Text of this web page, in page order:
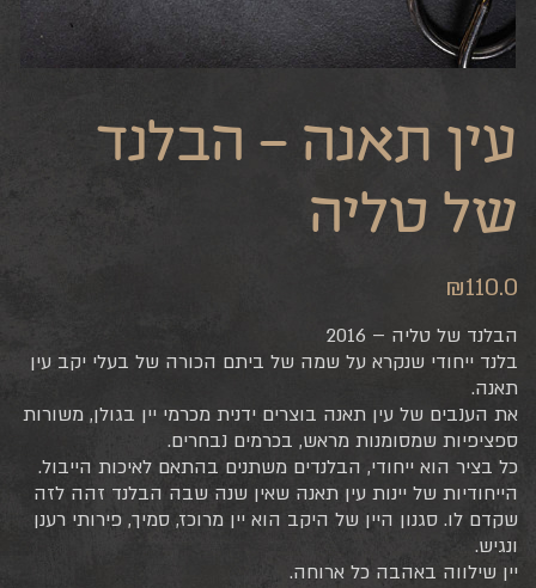
עין תאנה – הבלנד
של טליה
₪110.0
הבלנד של טליה – 2016
בלנד ייחודי שנקרא על שמה של ביתם הכורה של בעלי יקב עין
תאנה.
את הענבים של עין תאנה בוצרים ידנית מכרמי יין בגולן, משורות
ספציפיות שמסומנות מראש, בכרמים נבחרים.
כל בציר הוא ייחודי, הבלנדים משתנים בהתאם לאיכות הייבול.
הייחודיות של יינות עין תאנה שאין שנה שבה הבלנד זהה לזה
שקדם לו. סגנון היין של היקב הוא יין מרוכז, סמיך, פירותי רענן
ונגיש.
יין שילווה באהבה כל ארוחה.